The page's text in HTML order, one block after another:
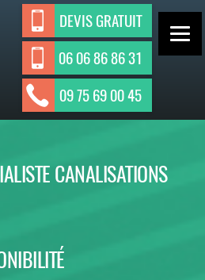
DEVIS GRATUIT
06 06 86 86 31
09 75 69 00 45
INDIVIDUEL ET
CANALISATIONS